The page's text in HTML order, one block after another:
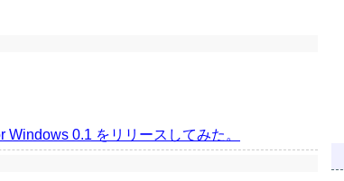
0.1 をリリースしてみた。